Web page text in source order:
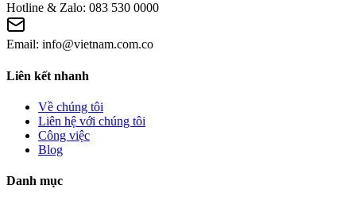
Hotline & Zalo: 083 530 0000
Email: info@vietnam.com.co
Liên kết nhanh
Về chúng tôi
Liên hệ với chúng tôi
Công việc
Blog
Danh mục